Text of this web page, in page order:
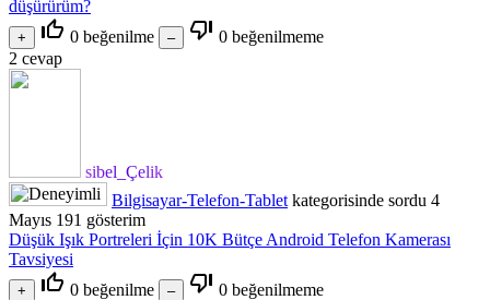
düşürürüm?
thumb_up_off_alt 0 beğenilme thumb_down_off_alt 0 beğenilmeme
2 cevap
sibel_Çelik
Bilgisayar-Telefon-Tablet kategorisinde sordu 4
Mayıs 191 gösterim
Düşük Işık Portreleri İçin 10K Bütçe Android Telefon Kamerası
Tavsiyesi
thumb_up_off_alt 0 beğenilme thumb_down_off_alt 0 beğenilmeme